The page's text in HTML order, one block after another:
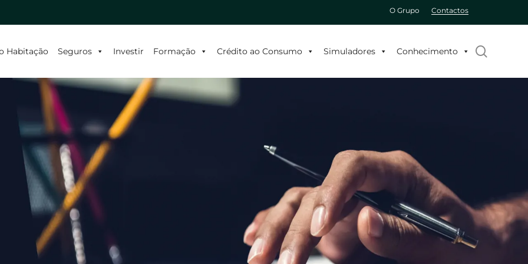
O Grupo Contactos
Habitação Seguros Investir Formação Crédito ao Consumo Simuladores Conhecimento